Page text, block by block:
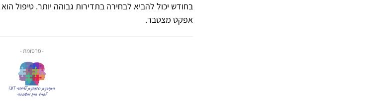
בחודש יכול להביא לבחירה בתדירות גבוהה יותר. טיפול
אפקט מצטבר.
- פרסומת -